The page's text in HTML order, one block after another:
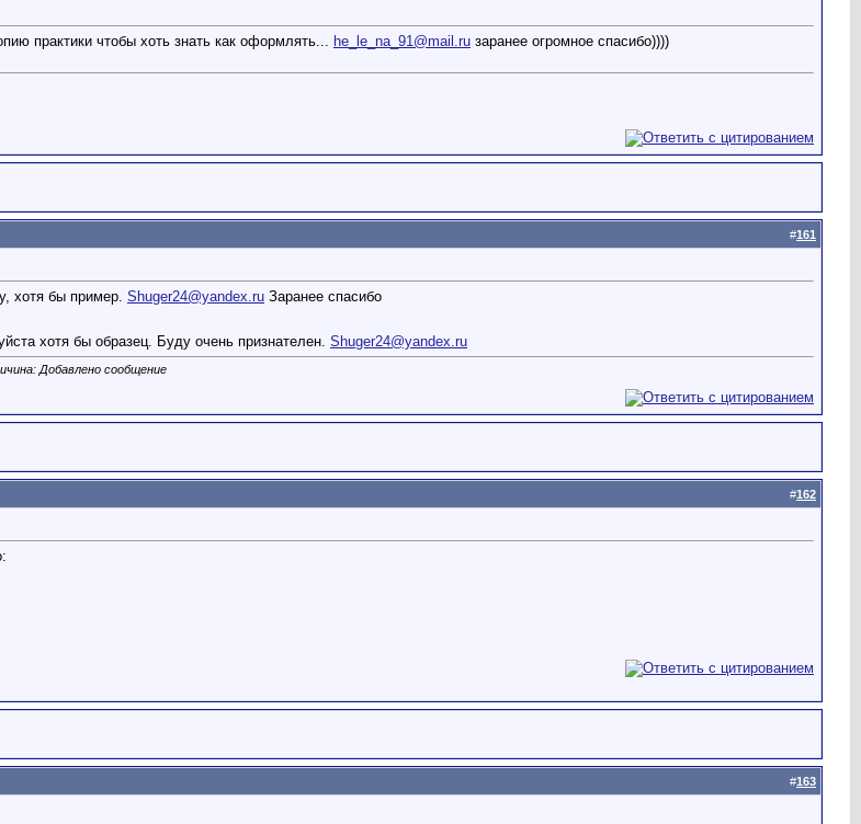
практики чтобы хоть знать как оформлять... he_le_na_91@mail.ru заранее огромное спасибо))))
#161
хотя бы пример. Shuger24@yandex.ru Заранее спасибо
хотя бы образец. Буду очень признателен. Shuger24@yandex.ru
Добавлено сообщение
#162
#163